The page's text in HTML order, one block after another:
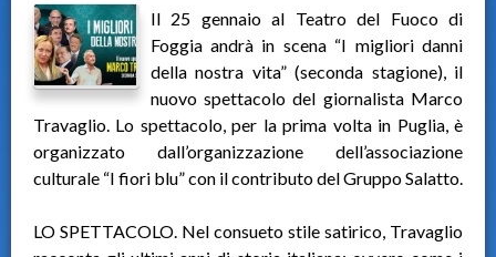
Il 25 gennaio al Teatro del Fuoco di
Foggia andrà in scena “I migliori danni
della nostra vita” (seconda stagione), il
nuovo spettacolo del giornalista Marco
Travaglio. Lo spettacolo, per la prima volta in Puglia, è
organizzato dall’organizzazione dell’associazione
culturale “I fiori blu” con il contributo del Gruppo Salatto.
LO SPETTACOLO. Nel consueto stile satirico, Travaglio